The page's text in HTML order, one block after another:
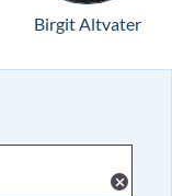
Birgit Altvater